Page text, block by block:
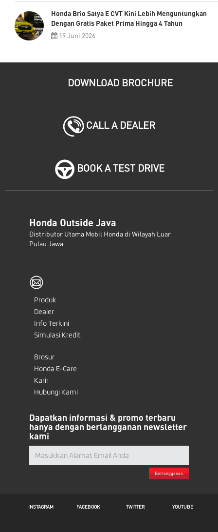
Honda Brio Satya E CVT Kini Lebih Menguntungkan
Dengan Gratis Paket Prima Hingga 4 Tahun
19 Juni 2026
DOWNLOAD BROCHURE
CALL A DEALER
BOOK A TEST DRIVE
Honda Outside Java
Distributor Utama Mobil Honda di Wilayah Luar
Pulau Jawa
Produk
Dealer
Info Terkini
Simulasi Kredit
Brosur
Honda E-Care
Karir
Hubungi Kami
Dapatkan informasi & promo terbaru
hanya dengan berlangganan newsletter
kami
Berlangganan
INSTAGRAM FACEBOOK TWITTER YOUTUBE